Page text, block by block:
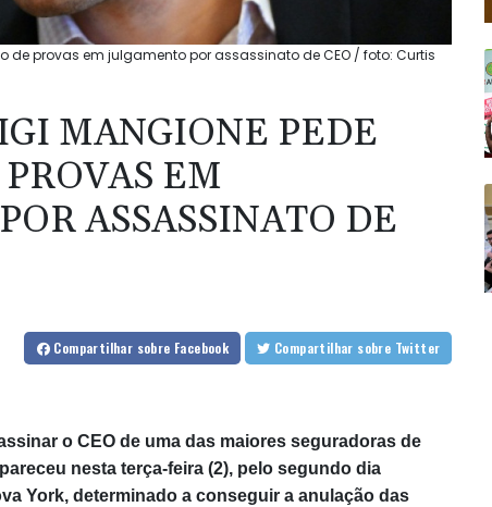
de provas em julgamento por assassinato de CEO / foto: Curtis
MANGIONE PEDE
EM
ASSASSINATO DE
Compartilhar sobre Facebook Compartilhar sobre Twitter
o CEO de uma das maiores seguradoras de
nesta terça-feira (2), pelo segundo dia
York, determinado a conseguir a anulação das